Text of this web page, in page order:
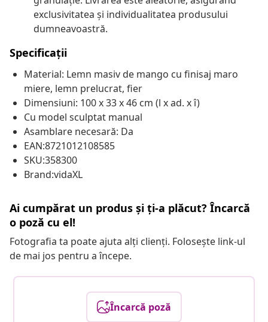
exclusivitatea și individualitatea produsului
dumneavoastră.
Specificații
Material: Lemn masiv de mango cu finisaj maro
miere, lemn prelucrat, fier
Dimensiuni: 100 x 33 x 46 cm (l x ad. x î)
Cu model sculptat manual
Asamblare necesară: Da
EAN:8721012108585
SKU:358300
Brand:vidaXL
Ai cumpărat un produs și ți-a plăcut? Încarcă
o poză cu el!
Fotografia ta poate ajuta alți clienți. Folosește link-ul
de mai jos pentru a începe.
Încarcă poză